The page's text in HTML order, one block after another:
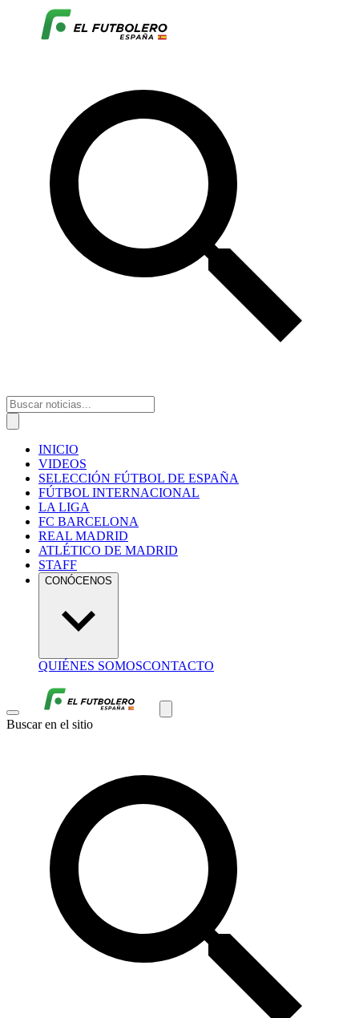
INICIO
VIDEOS
SELECCIÓN FÚTBOL DE ESPAÑA
FÚTBOL INTERNACIONAL
LA LIGA
FC BARCELONA
REAL MADRID
ATLÉTICO DE MADRID
STAFF
CONÓCENOS
QUIÉNES SOMOSCONTACTO
Buscar en el sitio